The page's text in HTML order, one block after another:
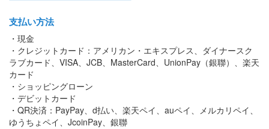
支払い方法
・現金
・クレジットカード：アメリカン・エキスプレス、ダイナースク
ラブカード、VISA、JCB、MasterCard、UnionPay（銀聯）、楽天
カード
・ショッピングローン
・デビットカード
・QR決済：PayPay、d払い、楽天ペイ、auペイ、メルカリペイ、
ゆうちょペイ、JcoinPay、銀聯